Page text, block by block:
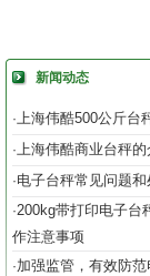
新闻动态
·上海伟酷500公斤台
·上海伟酷商业台秤的
·电子台秤常见问题
·200kg带打印电子台
作注意事项
·加强监管，有效防